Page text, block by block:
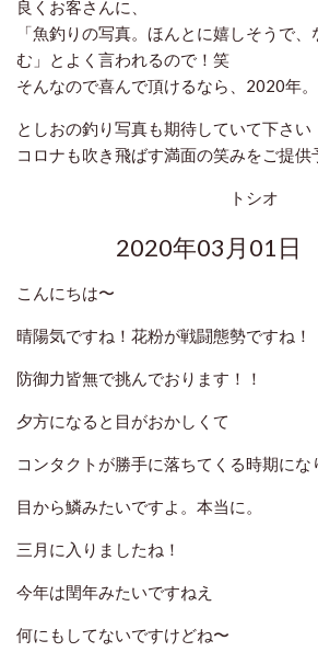
良くお客さんに、
「魚釣りの写真。ほんとに嬉しそうで
む」とよく言われるので！笑
そんなので喜んで頂けるなら、2020年。
としおの釣り写真も期待していて下さい
コロナも吹き飛ばす満面の笑みをご提供
トシオ
2020年03月01
こんにちは〜
晴陽気ですね！花粉が戦闘態勢ですね！
防御力皆無で挑んでおります！！
夕方になると目がおかしくて
コンタクトが勝手に落ちてくる時期に
目から鱗みたいですよ。本当に。
三月に入りましたね！
今年は閏年みたいですねえ
何にもしてないですけどね〜